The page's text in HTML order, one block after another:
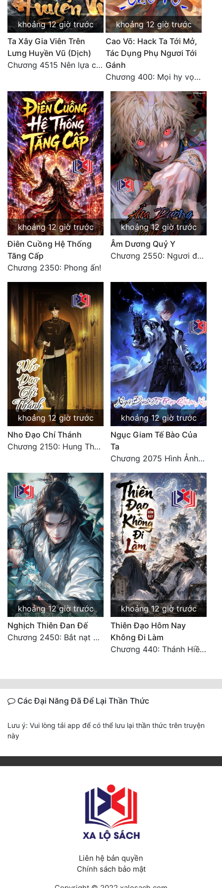
Đô Thị
Đông Phương
Đông Phương Huyền Huyễn
Đồng Nhân
Cẩu Đạo Trường Sinh
Ngự Thú
Truyện Nam
Truyện Nữ
Vô Địch Lưu
Xây Dựng Thế Lực
Đam Mỹ
Đẹp
Đẹp Hiệp
Cơ Trí
Sát Phạt Quyết Đoán
Vô Sỉ
Điềm Đạm
khoảng 12 giờ trước
Ta Xây Gia Viên Trên
Lưng Huyền Vũ (Dịch)
Chương 4515 Nên lựa chọn như thế nào?
khoảng 12 giờ trước
Cao Võ: Hack Ta Tới Mở,
Tác Dụng Phụ Ngươi Tới
Gánh
Chương 400: Mọi hy vọng đặt trên Tô Mặc!
khoảng 12 giờ trước
Điên Cuồng Hệ Thống
Tăng Cấp
Chương 2350: Phong ấn!
khoảng 12 giờ trước
Âm Dương Quỷ Y
Chương 2550: Ngươi đoán xem
khoảng 12 giờ trước
Nho Đạo Chí Thánh
Chương 2150: Hung Thụ Nhựa Cây
khoảng 12 giờ trước
Ngục Giam Tế Bào Của
Ta
Chương 2075 Hình Ảnh Màu Xám
khoảng 12 giờ trước
Nghịch Thiên Đan Đế
Chương 2450: Bắt nạt kẻ thật thà
khoảng 12 giờ trước
Thiên Đạo Hôm Nay
Không Đi Làm
Chương 440: Thánh Hiền tề tụ, cháy Nguyên Hỏa chủng (3)
Các Đại Năng Đã Để Lại Thần Thức
Lưu ý: Vui lòng tải app để có thể lưu lại thần thức trên truyện
này
Liên hệ bản quyền
Chính sách bảo mật